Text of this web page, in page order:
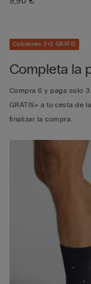
Calcetines 3+3 GRATIS
Completa la
Compra 6 y paga solo
GRATIS» a tu cesta de
finalizar la compra.